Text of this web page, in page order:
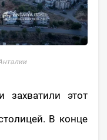
захватили этот
В конце